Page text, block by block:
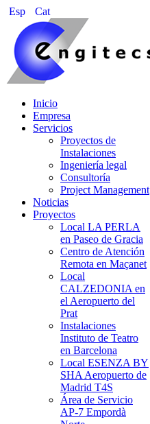
Esp Cat
Inicio
Empresa
Servicios
Proyectos de
Instalaciones
Ingeniería legal
Consultoría
Project Management
Noticias
Proyectos
Local LA PERLA
en Paseo de Gracia
Centro de Atención
Remota en Maçanet
Local
CALZEDONIA en
el Aeropuerto del
Prat
Instalaciones
Instituto de Teatro
en Barcelona
Local ESENZA BY
SHA Aeropuerto de
Madrid T4S
Área de Servicio
AP-7 Empordà